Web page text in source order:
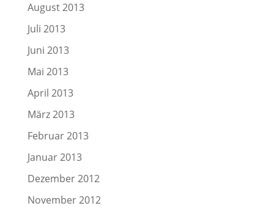
August 2013
Juli 2013
Juni 2013
Mai 2013
April 2013
März 2013
Februar 2013
Januar 2013
Dezember 2012
November 2012